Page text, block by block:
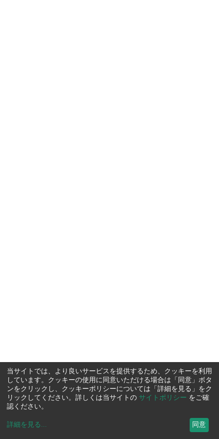
当サイトでは、より良いサービスを提供するため、クッキーを利用
しています。クッキーの使用に同意いただける場合は「同意」ボタ
ンをクリックし、クッキーポリシーについては「詳細を見る」をク
リックしてください。詳しくは当サイトの サイトポリシー をご確
認ください。
詳細を見る ... 同意